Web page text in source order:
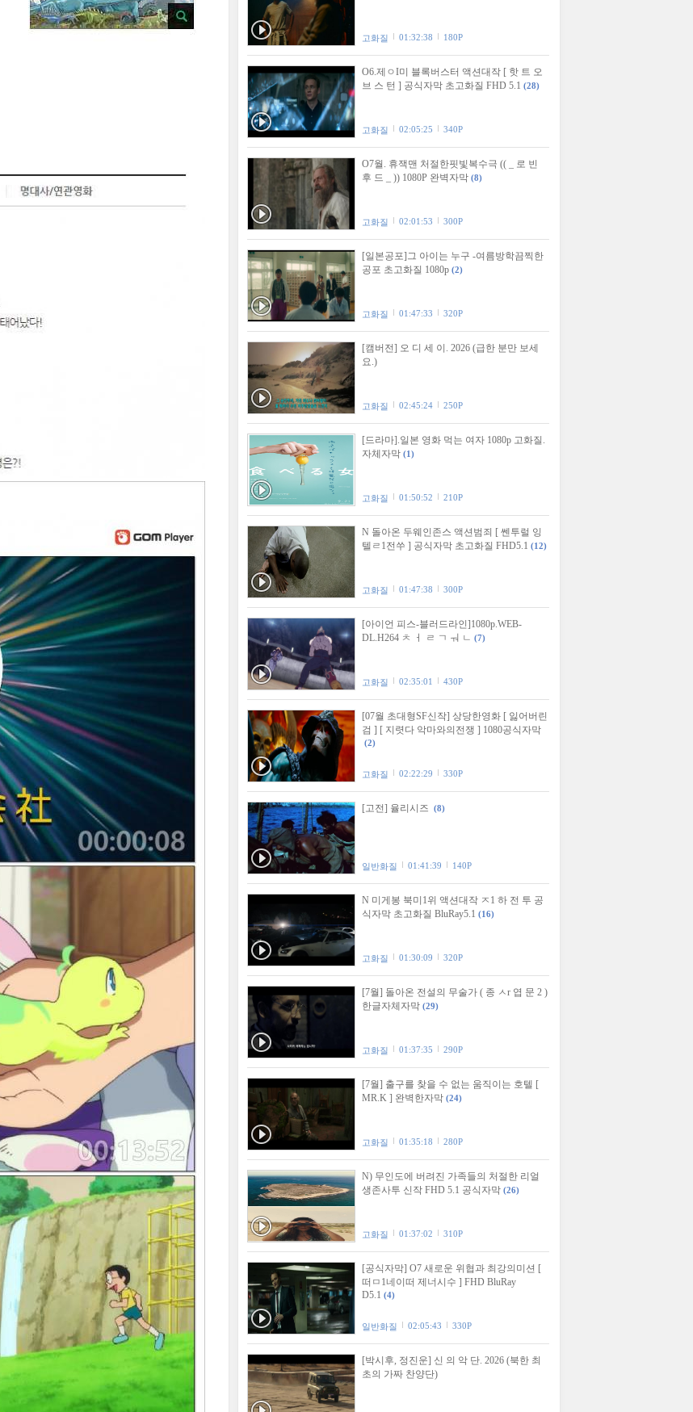
고화질 01:32:38 180P
O6.제ㅇI미 블록버스터 액션대작 [ 핫 트 오
브 스 턴 ] 공식자막 초고화질 FHD 5.1 (28)
고화질 02:05:25 340P
O7월. 휴잭맨 처절한핏빛복수극 (( _ 로 빈
후 드 _ )) 1080P 완벽자막 (8)
고화질 02:01:53 300P
[일본공포]그 아이는 누구 -여름방학끔찍한
공포 초고화질 1080p (2)
고화질 01:47:33 320P
[캠버전] 오 디 세 이. 2026 (급한 분만 보세
요.)
고화질 02:45:24 250P
[드라마].일본 영화 먹는 여자 1080p 고화질.
자체자막 (1)
고화질 01:50:52 210P
N 돌아온 두웨인존스 액션범죄 [ 쎈투럴 잉
텔ㄹ1전쑤 ] 공식자막 초고화질 FHD5.1 (12)
고화질 01:47:38 300P
[아이언 피스-블러드라인]1080p.WEB-
DL.H264 ㅊ ㅓ ㄹ ㄱ ㅝ ㄴ (7)
고화질 02:35:01 430P
[07월 초대형SF신작] 상당한영화 [ 잃어버린
검 ] [ 지렷다 악마와의전쟁 ] 1080공식자막
(2)
고화질 02:22:29 330P
[고전] 율리시즈 (8)
일반화질 01:41:39 140P
N 미게봉 북미1위 액션대작 ㅈ1 하 전 투 공
식자막 초고화질 BluRay5.1 (16)
고화질 01:30:09 320P
[7월] 돌아온 전설의 무술가 ( 종 ㅅr 엽 문 2 )
한글자체자막 (29)
고화질 01:37:35 290P
[7월] 출구를 찾을 수 없는 움직이는 호텔 [
MR.K ] 완벽한자막 (24)
고화질 01:35:18 280P
N) 무인도에 버려진 가족들의 처절한 리얼
생존사투 신작 FHD 5.1 공식자막 (26)
고화질 01:37:02 310P
[공식자막] O7 새로운 위협과 최강의미션 [
떠ㅁ1네이떠 제너시수 ] FHD BluRay
D5.1 (4)
일반화질 02:05:43 330P
[박시후, 정진운] 신 의 악 단. 2026 (북한 최
초의 가짜 찬양단)